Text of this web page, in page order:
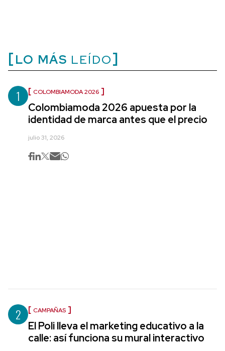
LO MÁS LEÍDO
1 COLOMBIAMODA 2026
Colombiamoda 2026 apuesta por la
identidad de marca antes que el precio
julio 31, 2026
2 CAMPAÑAS
El Poli lleva el marketing educativo a la
calle: así funciona su mural interactivo